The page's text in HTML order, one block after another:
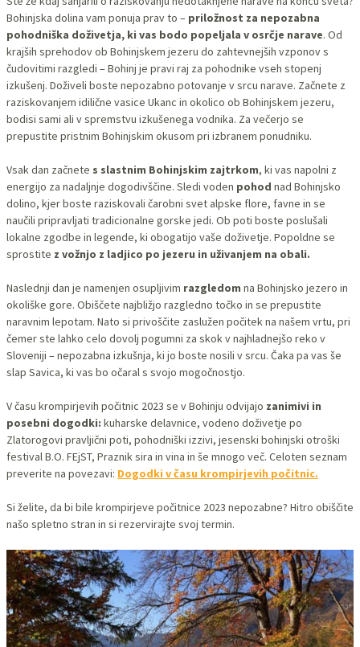
Bohinjska dolina vam ponuja prav to – priložnost za nepozabna
pohodniška doživetja, ki vas bodo popeljala v osrčje narave. Od
krajših sprehodov ob Bohinjskem jezeru do zahtevnejših vzponov s
čudovitimi razgledi – Bohinj je pravi raj za pohodnike vseh stopenj
izkušenj. Doživeli boste nepozabno potovanje v srcu narave. Začnete z
raziskovanjem idilične vasice Ukanc in okolico ob Bohinjskem jezeru,
bodisi sami ali v spremstvu izkušenega vodnika. Za večerjo se
prepustite pristnim Bohinjskim okusom pri izbranem ponudniku.
Vsak dan začnete s slastnim Bohinjskim zajtrkom, ki vas napolni z
energijo za nadaljnje dogodivščine. Sledi voden pohod nad Bohinjsko
dolino, kjer boste raziskovali čarobni svet alpske flore, favne in se
naučili pripravljati tradicionalne gorske jedi. Ob poti boste poslušali
lokalne zgodbe in legende, ki obogatijo vaše doživetje. Popoldne se
sprostite z vožnjo z ladjico po jezeru in uživanjem na obali.
Naslednji dan je namenjen osupljivim razgledom na Bohinjsko jezero in
okoliške gore. Obiščete najbližjo razgledno točko in se prepustite
naravnim lepotam. Nato si privoščite zaslužen počitek na našem vrtu, pri
čemer ste lahko celo dovolj pogumni za skok v najhladnejšo reko v
Sloveniji – nepozabna izkušnja, ki jo boste nosili v srcu. Čaka pa vas še
slap Savica, ki vas bo očaral s svojo mogočnostjo.
V času krompirjevih počitnic 2023 se v Bohinju odvijajo zanimivi in
posebni dogodki: kuharske delavnice, vodeno doživetje po
Zlatorogovi pravljični poti, pohodniški izzivi, jesenski bohinjski otroški
festival B.O. FEjST, Praznik sira in vina in še mnogo več. Celoten seznam
preverite na povezavi: Dogodki v času krompirjevih počitnic.
Si želite, da bi bile krompirjeve počitnice 2023 nepozabne? Hitro obiščite
našo spletno stran in si rezervirajte svoj termin.